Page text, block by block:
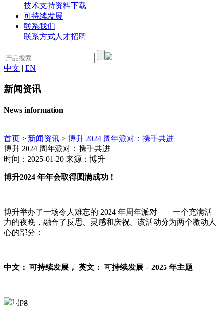
技术支持资料下载
可持续发展
联系我们
联系方式人才招聘
中文 | EN
新闻资讯
News information
首页 > 新闻资讯 > 博升 2024 周年派对：携手共进
博升 2024 周年派对：携手共进
时间：2025-01-20 来源：博升
博升2024 年年会取得圆满成功！
博升举办了一场令人难忘的 2024 年周年派对——一个充满活
力的夜晚，融合了反思、灵感和庆祝。该活动分为两个激动人
心的部分：
中文： 可持续发展， 英文： 可持续发展 – 2025 年主题